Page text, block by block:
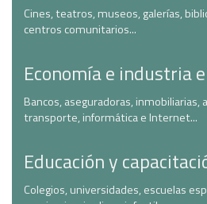
Cines, teatros, museos, galerías,
centros comunitarios...
Economía e industria
Bancos, aseguradoras, inmobiliarias,
transporte, informática e Internet...
Educación y
Colegios, universidades, escuelas